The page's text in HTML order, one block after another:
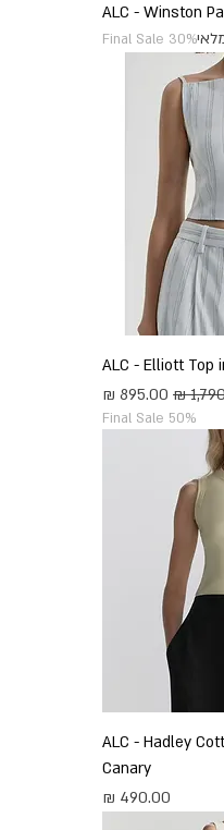
ALC - Winston
Final Sale 30%
ALC - Elliott Top
רגיל
מחיר מבצע
Final Sale 50%
ALC - Hadley
Canary
מחיר